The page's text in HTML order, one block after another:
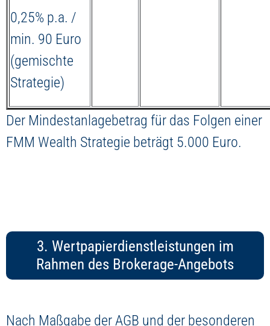
0,25% p.a. /
min. 90 Euro
(gemischte
Strategie)
Der Mindestanlagebetrag für das Folgen einer
FMM Wealth Strategie beträgt 5.000 Euro.
3. Wertpapierdienstleistungen im
Rahmen des Brokerage-Angebots
Nach Maßgabe der AGB und der besonderen